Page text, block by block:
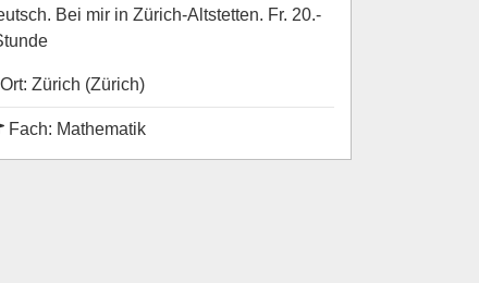
Bei mir in Zürich-Altstetten. Fr. 20.-
Zürich (Zürich)
Fach: Mathematik